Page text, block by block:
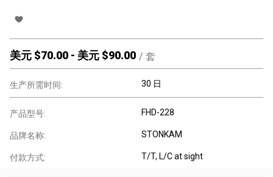
美元 $70.00 - 美元 $90.00 / 套
生产所需时间: 30 日
产品型号: FHD-228
品牌名称: STONKAM
付款方式: T/T, L/C at sight